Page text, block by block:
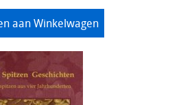
aan Winkelwagen